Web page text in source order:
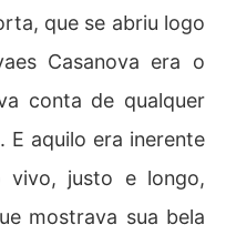
na vida de Mari
de terno... Estes si
m, sempre foram a sua tentação.
que se abriu logo
Casanova era o
conta de qualquer
E aquilo era inerente
vivo, justo e longo,
mostrava sua bela